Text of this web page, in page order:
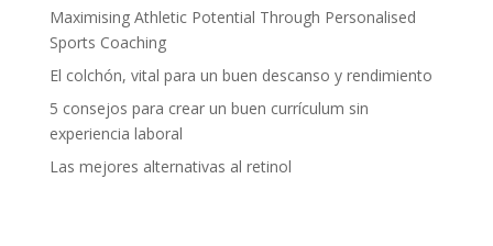
Maximising Athletic Potential Through Personalised
Sports Coaching
El colchón, vital para un buen descanso y rendimiento
5 consejos para crear un buen currículum sin
experiencia laboral
Las mejores alternativas al retinol